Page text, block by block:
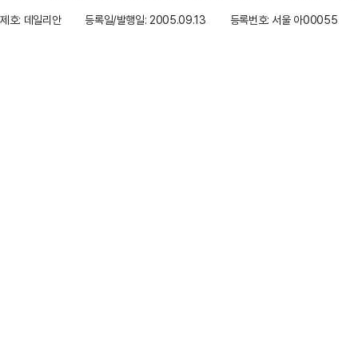
제호: 데일리안
등록일/발행일: 2005.09.13 등록번호: 서울 아00055